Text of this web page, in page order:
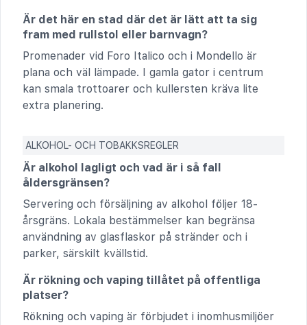
Är det här en stad där det är lätt att ta sig
fram med rullstol eller barnvagn?
Promenader vid Foro Italico och i Mondello är
plana och väl lämpade. I gamla gator i centrum
kan smala trottoarer och kullersten kräva lite
extra planering.
ALKOHOL- OCH TOBAKKSREGLER
Är alkohol lagligt och vad är i så fall
åldersgränsen?
Servering och försäljning av alkohol följer 18-
årsgräns. Lokala bestämmelser kan begränsa
användning av glasflaskor på stränder och i
parker, särskilt kvällstid.
Är rökning och vaping tillåtet på offentliga
platser?
Rökning och vaping är förbjudet i inomhusmiljöer